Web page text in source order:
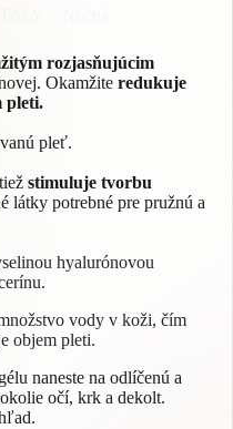
rozjasňujúcim
Okamžite redukuje
pleti.
pleť.
stimuluje tvorbu
látky potrebné pre pružnú a
hyalurónovou
vody v koži, čím
objem pleti.
naneste na odlíčenú a
očí, krk a dekolt.